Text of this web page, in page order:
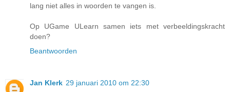
lang niet alles in woorden te vangen is.
Op UGame ULearn samen iets met verbeeldingskracht
doen?
Beantwoorden
Jan Klerk 29 januari 2010 om 22:30